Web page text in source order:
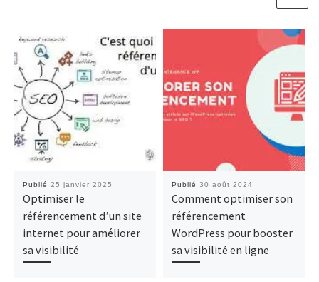
Publié 25 janvier 2025
Optimiser le
référencement d’un site
internet pour améliorer
sa visibilité
Publié 30 août 2024
Comment optimiser son
référencement
WordPress pour booster
sa visibilité en ligne